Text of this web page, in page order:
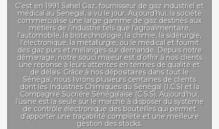
C’est en 1991 Sahel Gaz, fournisseur de gaz industriel et
médical au Senegal, a vu le jour. Aujourd’hui, la société
commercialise une large gamme de gaz destinés aux
métiers de l’industrie tels que l’agroalimentaire,
l’automobile, la biotechnologie, la chimie, la sidérurgie,
l’électronique, la métallurgie, ou le médical et fournit
des gaz purs et mélanges sur demande. Depuis notre
démarrage, notre souci majeur est d’offrir à nos clients
une réponse à leurs attentes en termes de qualité et
de délais. Grâce à nos dépositaires dans tout le
Sénégal, nous livrons plusieurs centaines de clients
dont les Industries Chimiques du Sénégal (I.C.S) et la
Compagnie Sucriére Sénégalaise (C.S.S). Aujourd’hui,
l’usine est la seule sur le marché à disposer du système
de contrôle électronique des bouteilles qui permet
d’apporter une traçabilité complète et une meilleure
gestion des stocks.